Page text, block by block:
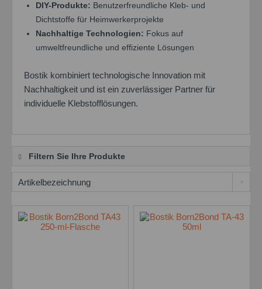
DIY-Produkte: Benutzerfreundliche Kleb- und
Dichtstoffe für Heimwerkerprojekte
Nachhaltige Technologien: Fokus auf
umweltfreundliche und effiziente Lösungen
Bostik kombiniert technologische Innovation mit
Nachhaltigkeit und ist ein zuverlässiger Partner für
individuelle Klebstofflösungen.
Filtern Sie Ihre Produkte